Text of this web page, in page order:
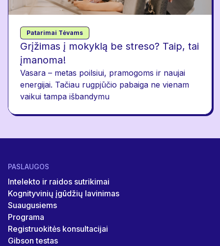
Patarimai Tėvams
Grįžimas į mokyklą be streso? Taip, tai
įmanoma!
Vasara – metas poilsiui, pramogoms ir naujai
energijai. Tačiau rugpjūčio pabaiga ne vienam
vaikui tampa išbandymu
PASLAUGOS
Intelekto ir raidos sutrikimai
Kognityvinių įgūdžių lavinimas
Suaugusiems
Programa
Registruokitės konsultacijai
Gibson testas